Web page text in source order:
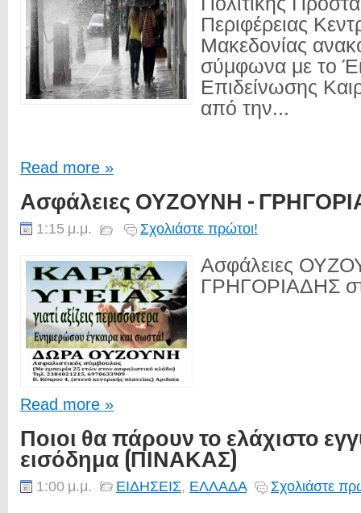
Περιφέρειας
Μακεδονίας
σύμφωνα με το
Επιδείνωσης
από την...
Read more »
Ασφάλειες ΟΥΖΟΥΝΗ -
1:15 μ.μ. Σχολιάστε πρώτοι!
Ασφάλειες
ΓΡΗΓΟΡΙΑΔΗΣ
Read more »
Ποιοι θα πάρουν το ελάχιστο
εισόδημα (ΠΙΝΑΚΑΣ)
1:00 μ.μ. ΕΙΔΗΣΕΙΣ, ΕΛΛΑΔΑ Σχολιάστε